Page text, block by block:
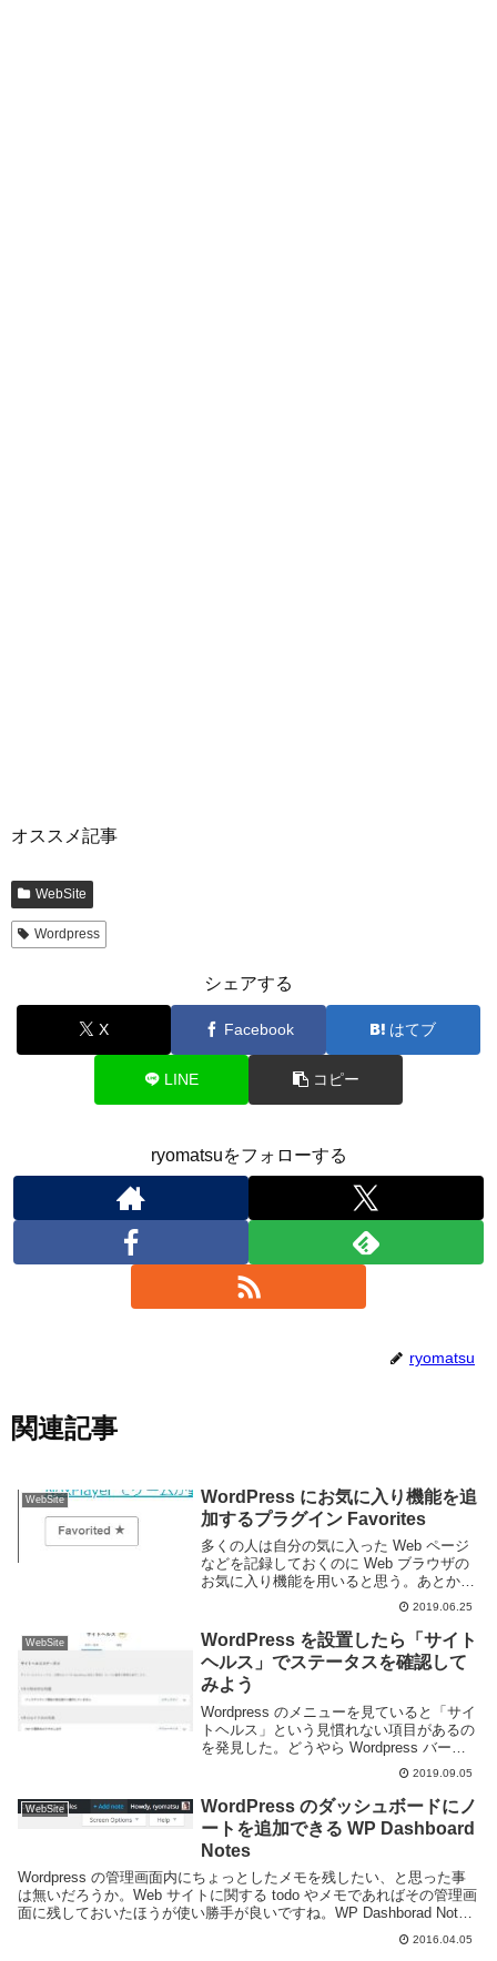
オススメ記事
WebSite
Wordpress
シェアする
X Facebook はてブ
LINE コピー
ryomatsuをフォローする
ryomatsu
関連記事
WebSite
WordPress にお気に入り機能を追
加するプラグイン Favorites
多くの人は自分の気に入った Web ページ
などを記録しておくのに Web ブラウザの
お気に入り機能を用いると思う。あとから
目当ての Web ページにアクセスするのに
便利な機能だが、何でもかんでもお気に入
りに保存しておくと整理が大変だ。お気
に...
2019.06.25
WebSite
WordPress を設置したら「サイト
ヘルス」でステータスを確認して
みよう
Wordpress のメニューを見ていると「サイ
トヘルス」という見慣れない項目があるの
を発見した。どうやら Wordpress バージ
ョン 5.2 で実装された機能で、Wordpress
サイトの設定などを確認することができる
ツールのようだ...
2019.09.05
WebSite
WordPress のダッシュボードにノ
ートを追加できる WP Dashboard
Notes
Wordpress の管理画面内にちょっとしたメモを残したい、と思った事
は無いだろうか。Web サイトに関する todo やメモであればその管理画
面に残しておいたほうが使い勝手が良いですね。WP Dashborad Notes
2016.04.05